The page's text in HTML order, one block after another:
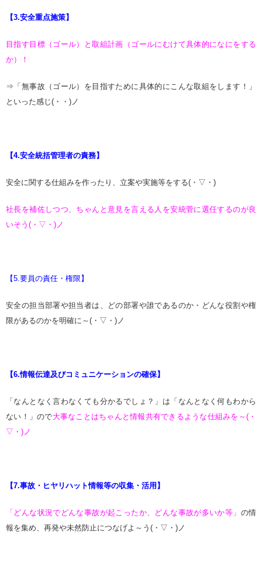
【3.安全重点施策】
目指す目標（ゴール）と取組計画（ゴールにむけて具体的になにをする
か）！
⇒「無事故（ゴール）を目指すために具体的にこんな取組をします！」
といった感じ(・・)ノ
【4.安全統括管理者の責務】
安全に関する仕組みを作ったり、立案や実施等をする(・▽・)
社長を補佐しつつ、ちゃんと意見を言える人を安統菅に選任するのが良
いそう(・▽・)ノ
【5.要員の責任・権限】
安全の担当部署や担当者は、どの部署や誰であるのか・どんな役割や権
限があるのかを明確に～(・▽・)ノ
【6.情報伝達及びコミュニケーションの確保】
「なんとなく言わなくても分かるでしょ？」は「なんとなく何もわから
ない！」ので大事なことはちゃんと情報共有できるような仕組みを～(・
▽・)ノ
【7.事故・ヒヤリハット情報等の収集・活用】
「どんな状況でどんな事故が起こったか、どんな事故が多いか等」 の情
報を集め、再発や未然防止につなげよ～う(・▽・)ノ